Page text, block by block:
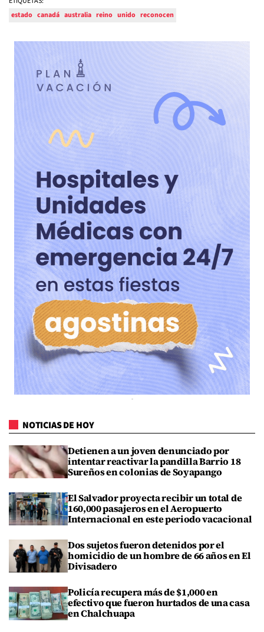
estado canadá australia reino unido reconocen
NOTICIAS DE HOY
Detienen a un joven denunciado por
intentar reactivar la pandilla Barrio 18
Sureños en colonias de Soyapango
El Salvador proyecta recibir un total de
160,000 pasajeros en el Aeropuerto
Internacional en este periodo vacacional
Dos sujetos fueron detenidos por el
homicidio de un hombre de 66 años en El
Divisadero
Policía recupera más de $1,000 en
efectivo que fueron hurtados de una casa
en Chalchuapa